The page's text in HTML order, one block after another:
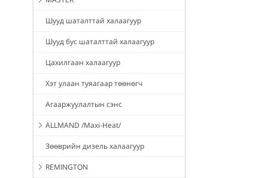
Шууд шаталттай халаагуур
Шууд бус шаталттай халаагуур
Цахилгаан халаагуур
Хэт улаан туяагаар төөнөгч
Агааржуулалтын сэнс
ALLMAND /Maxi-Heat/
Зөөврийн дизель халаагуур
REMINGTON